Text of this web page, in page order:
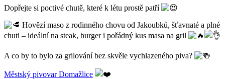
Dopřejte si poctivé chutě, které k létu prostě patří
Hovězí maso z rodinného chovu od Jakoubků, šťavnaté a plné
chuti – ideální na steak, burger i pořádný kus masa na gril
A co by to bylo za grilování bez skvěle vychlazeného piva?
Městský pivovar Domažlice